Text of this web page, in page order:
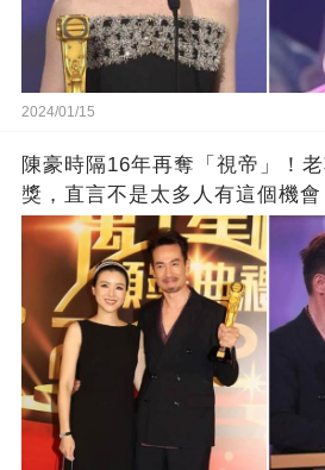
2024/01/15
陳豪時隔16年再奪「視帝」！
獎，直言不是太多人有這個機會